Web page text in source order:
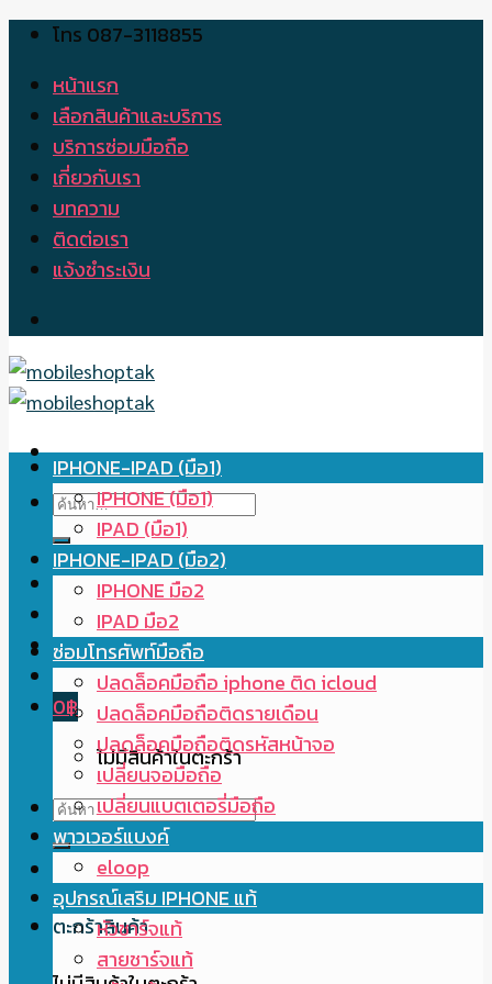
Skip
content
โทร 087-3118855
หน้าแรก
เลือกสินค้าและบริการ
บริการซ่อมมือถือ
เกี่ยวกับเรา
บทความ
ติดต่อเรา
แจ้งชำระเงิน
ค้นหา:
0฿
ไม่มีสินค้าในตะกร้า
ค้นหา:
ตะกร้าสินค้า
IPHONE-IPAD (มือ1)
IPHONE (มือ1)
IPAD (มือ1)
IPHONE-IPAD (มือ2)
IPHONE มือ2
IPAD มือ2
ซ่อมโทรศัพท์มือถือ
ปลดล็อคมือถือ iphone ติด icloud
ปลดล็อคมือถือติดรายเดือน
ปลดล็อคมือถือติดรหัสหน้าจอ
เปลี่ยนจอมือถือ
เปลี่ยนแบตเตอรี่มือถือ
พาวเวอร์แบงค์
eloop
อุปกรณ์เสริม IPHONE แท้
หัวชาร์จแท้
สายชาร์จแท้